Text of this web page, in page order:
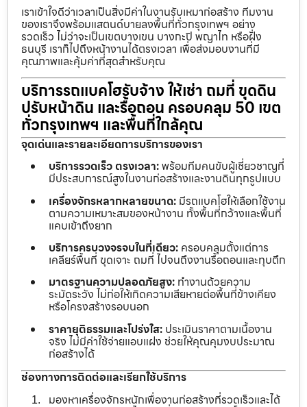
เราเข้าใจดีว่าเวลาเป็นสิ่งมีค่าในงานรับเหมาก่อสร้าง ทีมงาน
ของเราจึงพร้อมแสตนด์บายลงพื้นที่ทั่วกรุงเทพฯ อย่าง
รวดเร็ว ไม่ว่าจะเป็นเขตบางเขน บางกะปิ พญาไท หรือฝั่ง
ธนบุรี เราก็ไปถึงหน้างานได้ตรงเวลา เพื่อส่งมอบงานที่มี
คุณภาพและคุ้มค่าที่สุดสำหรับคุณ
บริการรถแบคโฮรับจ้าง ให้เช่า ถมที่ ขุดดิน
ปรับหน้าดิน และรื้อถอน ครอบคลุม 50 เขต
ทั่วกรุงเทพฯ และพื้นที่ใกล้คุณ
จุดเด่นและรายละเอียดการบริการของเรา
บริการรวดเร็ว ตรงเวลา:พร้อมทีมคนขับผู้เชี่ยวชาญที่
มีประสบการณ์สูงในงานก่อสร้างและงานดินทุกรูปแบบ
เครื่องจักรหลากหลายขนาด: มีรถแบคโฮให้เลือกใช้งาน
ตามความเหมาะสมของหน้างาน ทั้งพื้นที่กว้างและพื้นที่
แคบเข้าถึงยาก
บริการครบวงจรจบในที่เดียว: ครอบคลุมตั้งแต่การ
เคลียร์พื้นที่ ขุดเจาะ ถมที่ ไปจนถึงงานรื้อถอนและทุบตึก
มาตรฐานความปลอดภัยสูง: ทำงานด้วยความ
ระมัดระวัง ไม่ก่อให้เกิดความเสียหายต่อพื้นที่ข้างเคียง
หรือโครงสร้างรอบนอก
ราคายุติธรรมและโปร่งใส: ประเมินราคาตามเนื้องาน
จริง ไม่มีค่าใช้จ่ายแอบแฝง ช่วยให้คุณคุมงบประมาณ
ก่อสร้างได้
ช่องทางการติดต่อและเรียกใช้บริการ
มองหาเครื่องจักรหนักเพื่องานก่อสร้างที่รวดเร็วและได้